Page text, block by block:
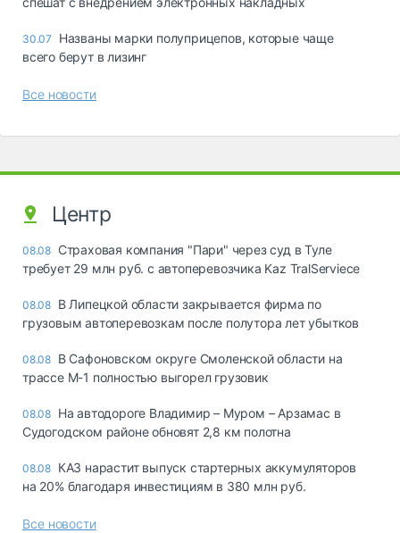
30.07
Названы марки полуприцепов, которые чаще
всего берут в лизинг
Все новости
Центр
08.08 Страховая компания "Пари" через суд в Туле
требует 29 млн руб. с автоперевозчика Kaz TralServiece
08.08 В Липецкой области закрывается фирма по
грузовым автоперевозкам после полутора лет убытков
08.08 В Сафоновском округе Смоленской области на
трассе М-1 полностью выгорел грузовик
08.08 На автодороге Владимир – Муром – Арзамас в
Судогодском районе обновят 2,8 км полотна
08.08 КАЗ нарастит выпуск стартерных аккумуляторов
на 20% благодаря инвестициям в 380 млн руб.
Все новости